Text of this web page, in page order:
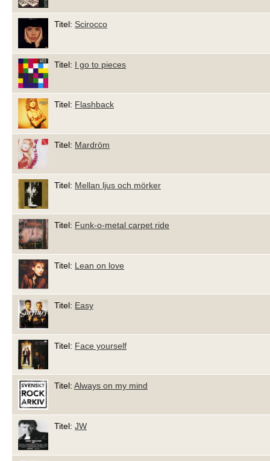
Titel: Scirocco
Titel: I go to pieces
Titel: Flashback
Titel: Mardröm
Titel: Mellan ljus och mörker
Titel: Funk-o-metal carpet ride
Titel: Lean on love
Titel: Easy
Titel: Face yourself
Titel: Always on my mind
Titel: JW